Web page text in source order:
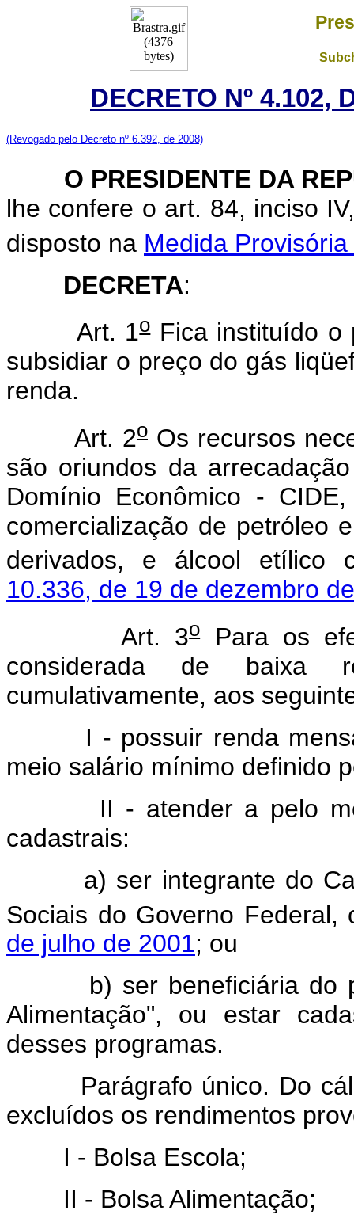
DECRETO Nº 4.102,
(Revogado pelo Decreto nº 6.392, de 2008)
O PRESIDENTE DA
lhe confere o art. 84, inciso
disposto na Medida Provisória
DECRETA:
Art. 1oFica instituído o
subsidiar o preço do gás
renda.
Art. 2o Os recursos
são oriundos da
Domínio Econômico -
comercialização de petróleo
derivados, e álcool etílico
10.336, de 19 de dezembro
Art. 3oPara os
considerada de baixa
cumulativamente, aos
I - possuir renda
meio salário mínimo definido
II - atender a pelo
cadastrais:
a) ser integrante do
Sociais do Governo
de julho de 2001; ou
b) ser beneficiária do
Alimentação", ou estar
desses programas.
Parágrafo único. Do
excluídos os rendimentos
I - Bolsa Escola;
II - Bolsa Alimentação;